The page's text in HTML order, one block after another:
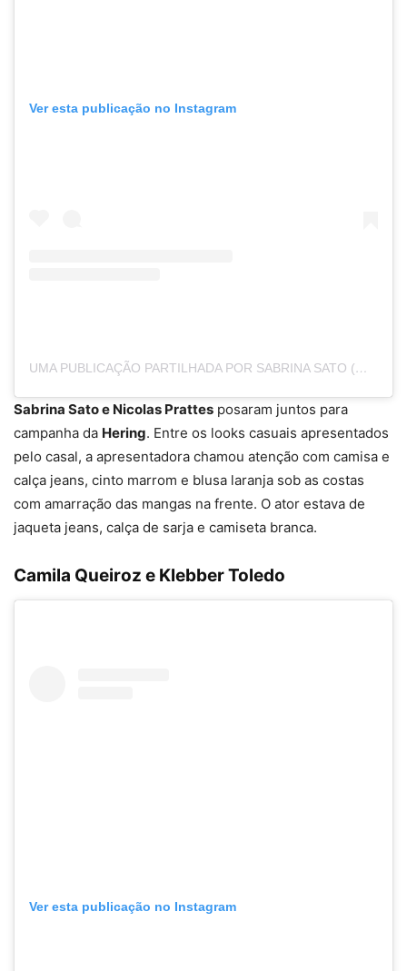
Ver esta publicação no Instagram
UMA PUBLICAÇÃO PARTILHADA POR SABRINA SATO (@SABRINASATO)
Sabrina Sato e Nicolas Prattes posaram juntos para
campanha da Hering. Entre os looks casuais apresentados
pelo casal, a apresentadora chamou atenção com camisa e
calça jeans, cinto marrom e blusa laranja sob as costas
com amarração das mangas na frente. O ator estava de
jaqueta jeans, calça de sarja e camiseta branca.
Camila Queiroz e Klebber Toledo
Ver esta publicação no Instagram